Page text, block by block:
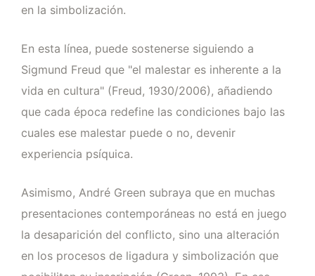
en la simbolización.
En esta línea, puede sostenerse siguiendo a
Sigmund Freud que "el malestar es inherente a la
vida en cultura" (Freud, 1930/2006), añadiendo
que cada época redefine las condiciones bajo las
cuales ese malestar puede o no, devenir
experiencia psíquica.
Asimismo, André Green subraya que en muchas
presentaciones contemporáneas no está en juego
la desaparición del conflicto, sino una alteración
en los procesos de ligadura y simbolización que